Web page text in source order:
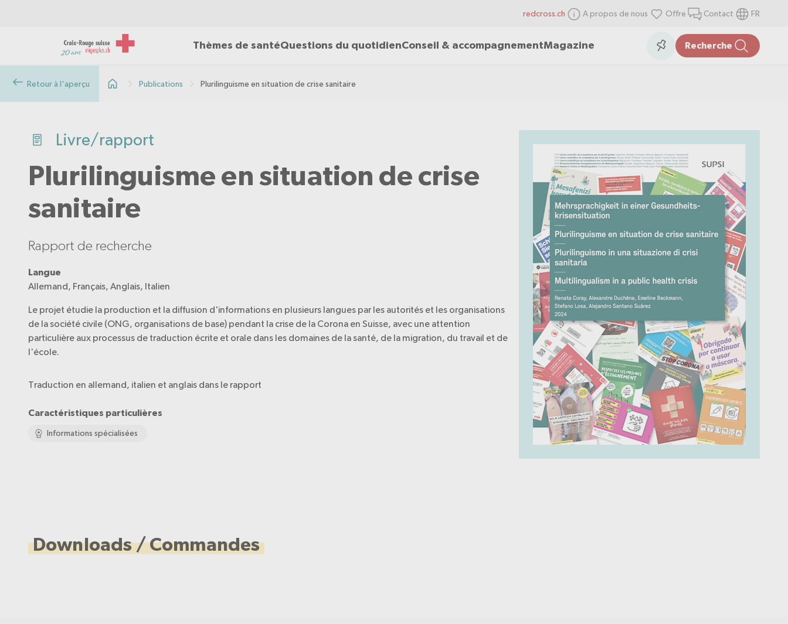
redcross.ch A propos de nous Offre Contact FR
Thèmes de santéQuestions du quotidienConseil & accompagnementMagazine Collection
itemsRecherche
Retour à l'aperçu Publications Plurilinguisme en situation de crise sanitaire
Livre/rapport
Plurilinguisme en situation de crise
sanitaire
Rapport de recherche
Langue
Allemand, Français, Anglais, Italien
Le projet étudie la production et la diffusion d'informations en plusieurs langues par les autorités et les organisations
de la société civile (ONG, organisations de base) pendant la crise de la Corona en Suisse, avec une attention
particulière aux processus de traduction écrite et orale dans les domaines de la santé, de la migration, du travail et de
l'école.
Traduction en allemand, italien et anglais dans le rapport
Caractéristiques particulières
Informations spécialisées
Downloads / Commandes